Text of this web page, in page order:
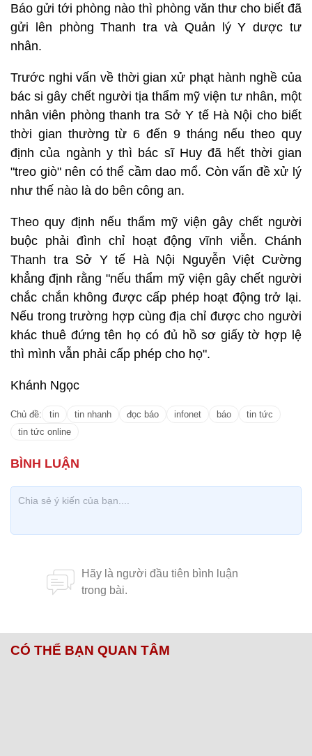
Báo gửi tới phòng nào thì phòng văn thư cho biết đã
gửi lên phòng Thanh tra và Quản lý Y dược tư
nhân.
Trước nghi vấn về thời gian xử phạt hành nghề của
bác si gây chết người tịa thẩm mỹ viện tư nhân, một
nhân viên phòng thanh tra Sở Y tế Hà Nội cho biết
thời gian thường từ 6 đến 9 tháng nếu theo quy
định của ngành y thì bác sĩ Huy đã hết thời gian
"treo giò" nên có thể cầm dao mổ. Còn vấn đề xử lý
như thế nào là do bên công an.
Theo quy định nếu thẩm mỹ viện gây chết người
buộc phải đình chỉ hoạt động vĩnh viễn. Chánh
Thanh tra Sở Y tế Hà Nội Nguyễn Việt Cường
khẳng định rằng "nếu thẩm mỹ viện gây chết người
chắc chắn không được cấp phép hoạt động trở lại.
Nếu trong trường hợp cùng địa chỉ được cho người
khác thuê đứng tên họ có đủ hồ sơ giấy tờ hợp lệ
thì mình vẫn phải cấp phép cho họ".
Khánh Ngọc
Chủ đề: tin tin nhanh đọc báo infonet báo
tin tức
tin tức online
CÓ THỂ BẠN QUAN TÂM